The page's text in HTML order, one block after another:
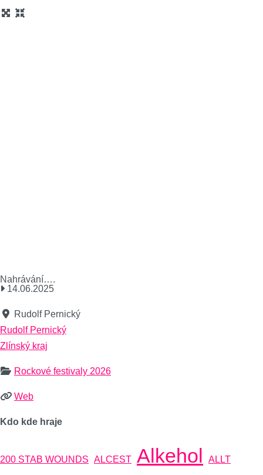
Nahrávání….
14.06.2025
Rudolf Pernický
Rudolf Pernický
Zlínský kraj
Rockové festivaly 2026
Web
Kdo kde hraje
200 STAB WOUNDS ALCEST Alkehol ALLT